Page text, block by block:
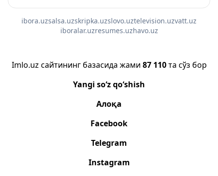
ibora.uzsalsa.uzskripka.uzslovo.uztelevision.uzvatt.uz
iboralar.uzresumes.uzhavo.uz
Imlo.uz сайтининг базасида жами 87 110та сўз бор
Yangi so‘z qo‘shish
Алоқа
Facebook
Telegram
Instagram